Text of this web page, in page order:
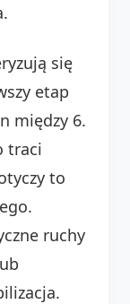
się
etap
między 6.
traci
to
ruchy